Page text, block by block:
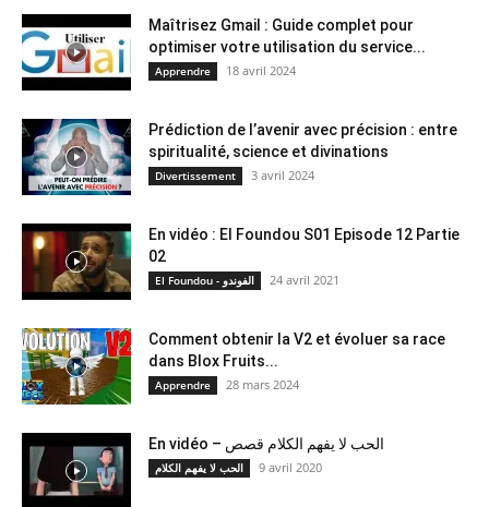
Maîtrisez Gmail : Guide complet pour
optimiser votre utilisation du service...
Apprendre 18 avril 2024
Prédiction de l’avenir avec précision : entre
spiritualité, science et divinations
Divertissement 3 avril 2024
En vidéo : El Foundou S01 Episode 12 Partie
02
El Foundou - الفوندو 24 avril 2021
Comment obtenir la V2 et évoluer sa race
dans Blox Fruits...
Apprendre 28 mars 2024
En vidéo – الحب لا يفهم الكلام قصص
الحب لا يفهم الكلام 9 avril 2020